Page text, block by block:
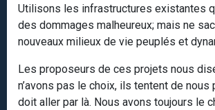
Utilisons les infrastructures existantes
des dommages malheureux; mais ne
nouveaux milieux de vie peuplés et
Les proposeurs de ces projets nous
n’avons pas le choix, ils tentent de nous
doit aller par là. Nous avons toujours le